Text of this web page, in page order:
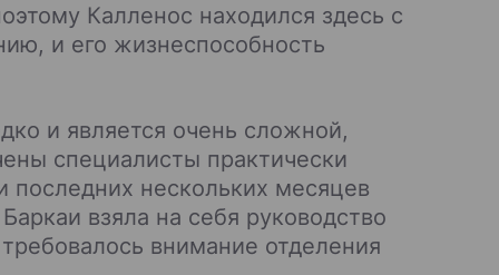
Калленос находился здесь с
и его жизнеспособность
и является очень сложной,
специалисты практически
нескольких месяцев
взяла на себя руководство
внимание отделения